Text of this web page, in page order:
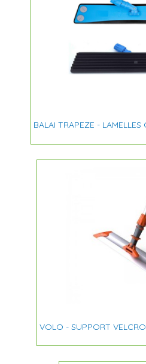
BALAI TRAPEZE -
VOLO - SUPPORT